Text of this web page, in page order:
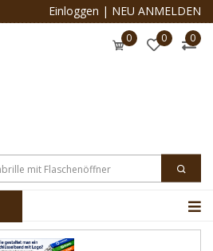
Einloggen | NEU ANMELDEN
0 0 0